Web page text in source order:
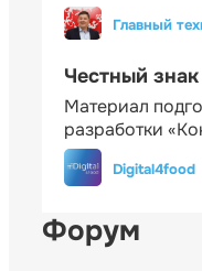
Главный
Честный
Материал
разработки
Digital4food
Форум